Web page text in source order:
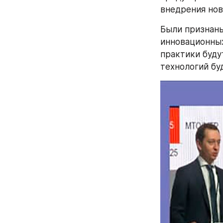
внедрения
Были
практики
технологий